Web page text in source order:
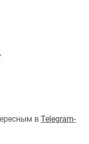
в Telegram-